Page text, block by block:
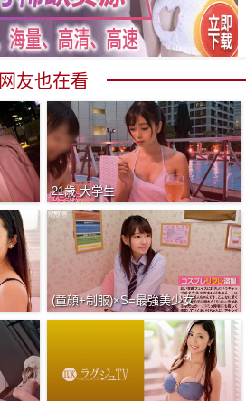
网友也在看
21歳 大学生
(童顔+制服)×S=最強美少女